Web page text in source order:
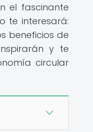
el fascinante
te interesará:
beneficios de
y te
circular